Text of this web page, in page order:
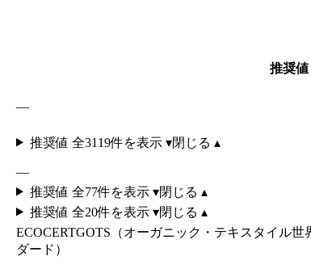
推奨
—
推奨値 全3119件を表示 ▾閉じる ▴
—
推奨値 全77件を表示 ▾閉じる ▴
推奨値 全20件を表示 ▾閉じる ▴
ECOCERTGOTS（オーガニック・テキスタイル世
ダード）